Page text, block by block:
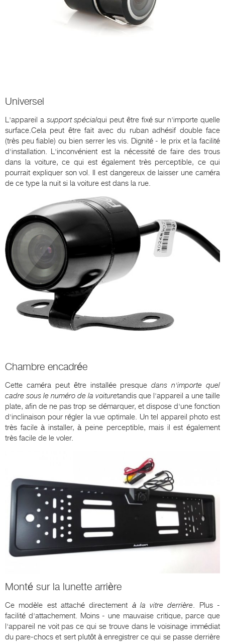
Universel
L'appareil a support spécialqui peut être fixé sur n'importe quelle
surface.Cela peut être fait avec du ruban adhésif double face
(très peu fiable) ou bien serrer les vis. Dignité - le prix et la facilité
d'installation. L'inconvénient est la nécessité de faire des trous
dans la voiture, ce qui est également très perceptible, ce qui
pourrait expliquer son vol. Il est dangereux de laisser une caméra
de ce type la nuit si la voiture est dans la rue.
Chambre encadrée
Cette caméra peut être installée presquedans n'importe quel
cadre sous le numéro de la voituretandis que l'appareil a une taille
plate, afin de ne pas trop se démarquer, et dispose d'une fonction
d'inclinaison pour régler la vue optimale. Un tel appareil photo est
très facile à installer, à peine perceptible, mais il est également
très facile de le voler.
Monté sur la lunette arrière
Ce modèle est attaché directement à la vitre derrière. Plus -
facilité d'attachement. Moins - une mauvaise critique, parce que
l'appareil ne voit pas ce qui se trouve dans le voisinage immédiat
du pare-chocs et sert plutôt à enregistrer ce qui se passe derrière